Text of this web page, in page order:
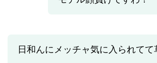
日和んにメッチャ気に入られてて